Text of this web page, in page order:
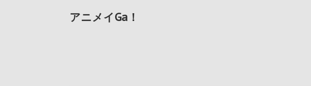
アニメイGa！